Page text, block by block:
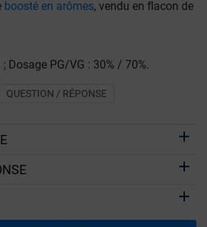
boosté en arômes, vendu en flacon de
Dosage PG/VG : 30% / 70%.
QUESTION / RÉPONSE